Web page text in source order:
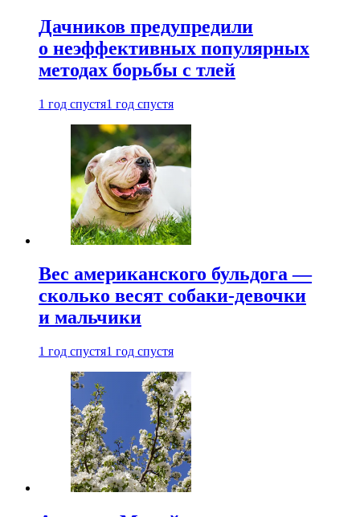
Дачников предупредили
о неэффективных популярных
методах борьбы с тлей
1 год спустя1 год спустя
Вес американского бульдога —
сколько весят собаки-девочки
и мальчики
1 год спустя1 год спустя